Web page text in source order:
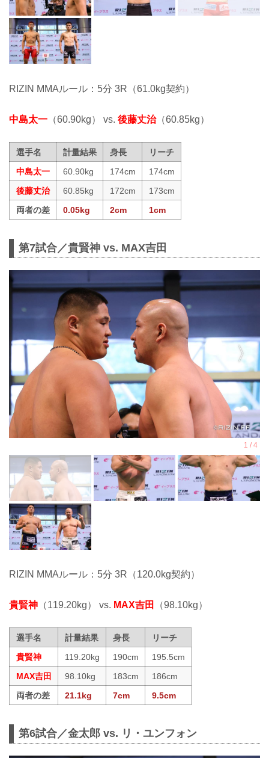
RIZIN MMAルール：5分 3R（61.0kg契約）
中島太一 （60.90kg） vs. 後藤丈治（60.85kg）
選手名 計量結果 身長
リーチ
中島太一
60.90kg 174cm
174cm
後藤丈治
60.85kg 172cm
173cm
両者の差
0.05kg 2cm 1cm
第7試合／貴賢神 vs. MAX吉田
RIZIN MMAルール：5分 3R（120.0kg契約）
貴賢神 （119.20kg） vs. MAX吉田 （98.10kg）
選手名 計量結果 身長
リーチ
貴賢神
119.20kg 190cm
195.5cm
MAX吉田
98.10kg 183cm
186cm
両者の差
21.1kg 7cm 9.5cm
第6試合／金太郎 vs. リ・ユンフォン